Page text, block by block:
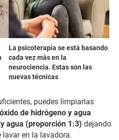
La psicoterapia se está basando
cada vez más en la
neurociencia. Estas son las
nuevas técnicas
puedes limpiarlas
de hidrógeno y agua
agua (proporción 1:3) dejando
en la lavadora.